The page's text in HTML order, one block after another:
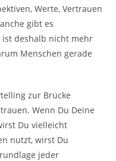
Werte, Vertrauen
gibt es
ist deshalb nicht mehr
Menschen gerade
zur Brücke
Wenn Du Deine
Du vielleicht
nutzt, wirst Du
jeder